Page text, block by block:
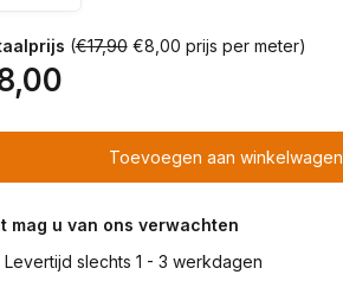
(€17,90€8,00 prijs per meter)
Toevoegen aan winkelwagen
mag u van ons verwachten
Levertijd slechts 1 - 3 werkdagen